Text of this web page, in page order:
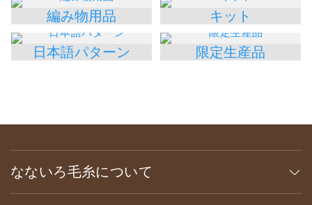
編み物用品 キット
日本語パターン 限定生産品
なないろ毛糸について